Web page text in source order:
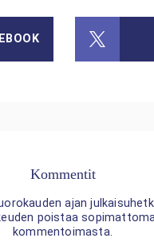
Kommentit
ajan
poistaa
kommentoimasta.